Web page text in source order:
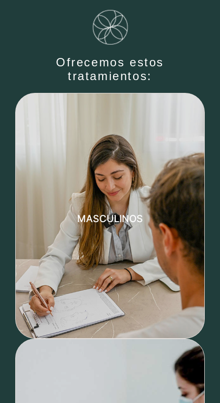
Ofrecemos estos
tratamientos:
MASCULINOS
Tratamientos Masculinos
• Aumento peniano
• Adiposidad localizada pubis
• Tratamientos genitales masculinos
• Hiperhidrosis perineal